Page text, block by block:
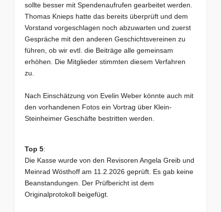
sollte besser mit Spendenaufrufen gearbeitet werden.
Thomas Knieps hatte das bereits überprüft und dem
Vorstand vorgeschlagen noch abzuwarten und zuerst
Gespräche mit den anderen Geschichtsvereinen zu
führen, ob wir evtl. die Beiträge alle gemeinsam
erhöhen. Die Mitglieder stimmten diesem Verfahren
zu.
Nach Einschätzung von Evelin Weber könnte auch mit
den vorhandenen Fotos ein Vortrag über Klein-
Steinheimer Geschäfte bestritten werden.
Top 5:
Die Kasse wurde von den Revisoren Angela Greib und
Meinrad Wösthoff am 11.2.2026 geprüft. Es gab keine
Beanstandungen. Der Prüfbericht ist dem
Originalprotokoll beigefügt.